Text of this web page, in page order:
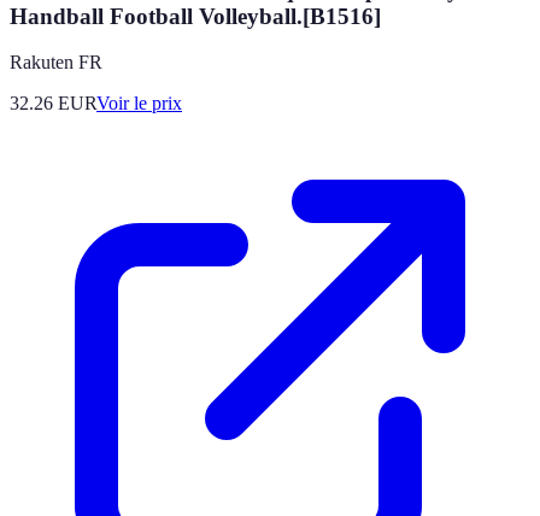
Handball Football Volleyball.[B1516]
Rakuten FR
32.26 EURVoir le prix